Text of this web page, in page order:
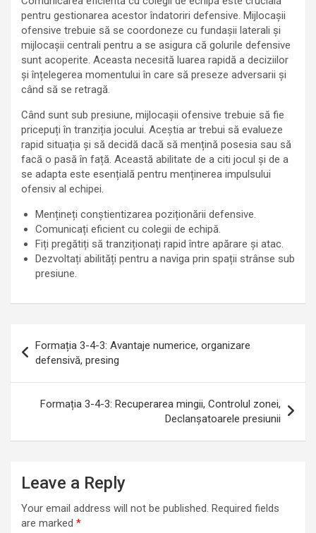
pentru gestionarea acestor îndatoriri defensive. Mijlocașii
ofensive trebuie să se coordoneze cu fundașii laterali și
mijlocașii centrali pentru a se asigura că golurile defensive
sunt acoperite. Aceasta necesită luarea rapidă a deciziilor
și înțelegerea momentului în care să preseze adversarii și
când să se retragă.
Când sunt sub presiune, mijlocașii ofensive trebuie să fie
pricepuți în tranziția jocului. Aceștia ar trebui să evalueze
rapid situația și să decidă dacă să mențină posesia sau să
facă o pasă în față. Această abilitate de a citi jocul și de a
se adapta este esențială pentru menținerea impulsului
ofensiv al echipei.
Mențineți conștientizarea poziționării defensive.
Comunicați eficient cu colegii de echipă.
Fiți pregătiți să tranziționați rapid între apărare și atac.
Dezvoltați abilități pentru a naviga prin spații strânse sub
presiune.
navigation
Formația 3-4-3: Avantaje numerice, organizare
defensivă, presing
Formația 3-4-3: Recuperarea mingii, Controlul zonei,
Declanșatoarele presiunii
Leave a Reply
Your email address will not be published. Required fields
are marked *